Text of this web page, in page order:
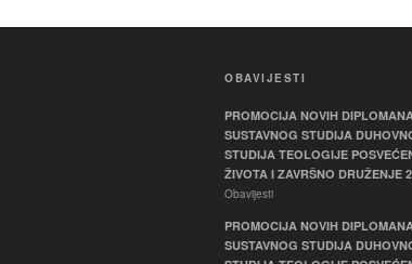
OBAVIJESTI
PROMOCIJA NOVIH
SUSTAVNOG STUDIJA
STUDIJA TEOLOGIJE
ŽIVOTA I ZAVRŠNO DRUŽENJE
Obavijesti
PROMOCIJA NOVIH
SUSTAVNOG STUDIJA